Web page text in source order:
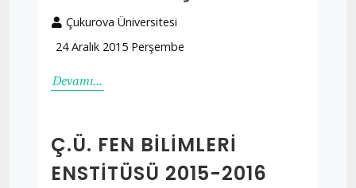
Çukurova Üniversitesi
24 Aralık 2015 Perşembe
Devamı...
Ç.Ü. FEN BILIMLERI
ENSTITÜSÜ 2015-2016